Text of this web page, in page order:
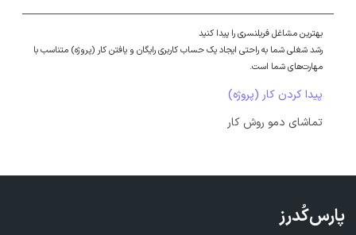
بهترین مشاغل فریلنسری را پیدا کنید
رشد شغلی شما به راحتی ایجاد یک حساب کاربری رایگان و یافتن کار (پروژه) متناسب با
مهارت‌های شما است.
پیدا کردن کار (پروژه)
تماشای دمو روش کار
پارس‌کُدرز